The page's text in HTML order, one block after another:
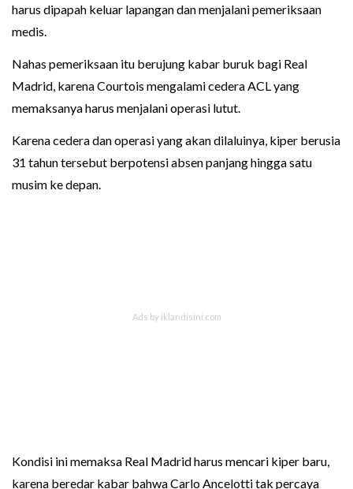
harus dipapah keluar lapangan dan menjalani pemeriksaan
medis.
Nahas pemeriksaan itu berujung kabar buruk bagi Real
Madrid, karena Courtois mengalami cedera ACL yang
memaksanya harus menjalani operasi lutut.
Karena cedera dan operasi yang akan dilaluinya, kiper berusia
31 tahun tersebut berpotensi absen panjang hingga satu
musim ke depan.
Kondisi ini memaksa Real Madrid harus mencari kiper baru,
karena beredar kabar bahwa Carlo Ancelotti tak percaya